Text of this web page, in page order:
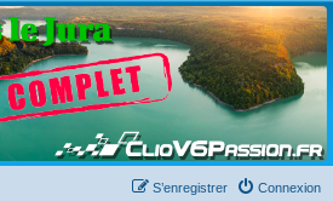
Clio V6
Connexion
S’enregistrer